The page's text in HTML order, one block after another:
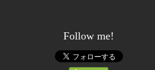
Follow me!